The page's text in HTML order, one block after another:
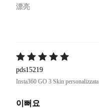
漂亮
pds15219
Insta360 GO 3 Skin personalizzata
이뻐요